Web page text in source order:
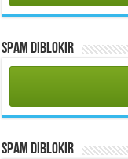
Spam Diblokir
Spam Diblokir